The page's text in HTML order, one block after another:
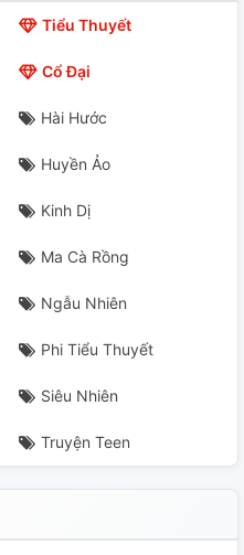
Tiểu Thuyết
Cổ Đại
Hài Hước
Huyền Ảo
Kinh Dị
Ma Cà Rồng
Ngẫu Nhiên
Phi Tiểu Thuyết
Siêu Nhiên
Truyện Teen